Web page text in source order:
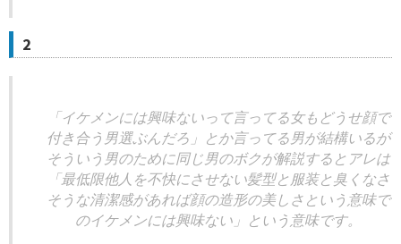
2
「イケメンには興味ないって言ってる女もどうせ顔で
付き合う男選ぶんだろ」とか言ってる男が結構いるが
そういう男のために同じ男のボクが解説するとアレは
「最低限他人を不快にさせない髪型と服装と臭くなさ
そうな清潔感があれば顔の造形の美しさという意味で
のイケメンには興味ない」という意味です。